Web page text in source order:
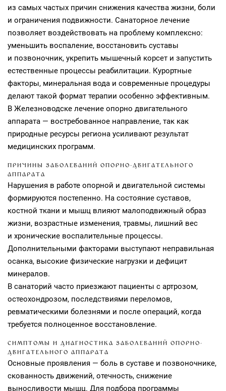
из самых частых причин снижения качества жизни, боли
и ограничения подвижности. Санаторное лечение
позволяет воздействовать на проблему комплексно:
уменьшить воспаление, восстановить суставы
и позвоночник, укрепить мышечный корсет и запустить
естественные процессы реабилитации. Курортные
факторы, минеральная вода и современные процедуры
делают такой формат терапии особенно эффективным.
В Железноводске лечение опорно двигательного
аппарата — востребованное направление, так как
природные ресурсы региона усиливают результат
медицинских программ.
ПРИЧИНЫ ЗАБОЛЕВАНИЙ ОПОРНО-ДВИГАТЕЛЬНОГО
АППАРАТА
Нарушения в работе опорной и двигательной системы
формируются постепенно. На состояние суставов,
костной ткани и мышц влияют малоподвижный образ
жизни, возрастные изменения, травмы, лишний вес
и хронические воспалительные процессы.
Дополнительными факторами выступают неправильная
осанка, высокие физические нагрузки и дефицит
минералов.
В санаторий часто приезжают пациенты с артрозом,
остеохондрозом, последствиями переломов,
ревматическими болезнями и после операций, когда
требуется полноценное восстановление.
СИМПТОМЫ И ДИАГНОСТИКА ЗАБОЛЕВАНИЙ ОПОРНО-
ДВИГАТЕЛЬНОГО АППАРАТА
Основные проявления — боль в суставе и позвоночнике,
скованность движений, отечность, снижение
выносливости мышц. Для подбора программы